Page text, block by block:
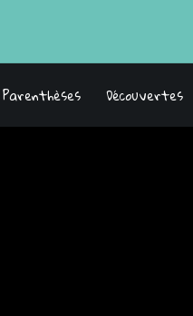
Parenthèses Découvertes